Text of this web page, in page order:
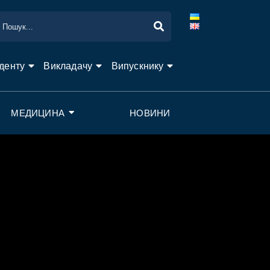
Викладачу Випускнику
МЕДИЦИНА НОВИНИ